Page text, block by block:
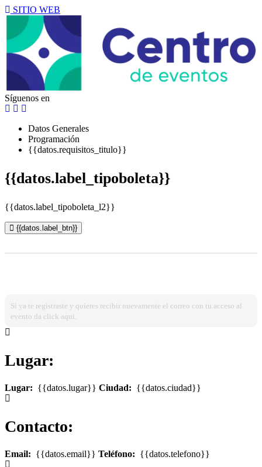
SITIO WEB
Síguenos en
Datos Generales
Programación
{{datos.requisitos_titulo}}
{{datos.label_tipoboleta}}
{{datos.label_tipoboleta_l2}}
{{datos.label_btn}}
Si ya te registraste y quieres recibir nuevamente el correo con tu acceso al
evento da click aqui.
Lugar:
Lugar: {{datos.lugar}} Ciudad: {{datos.ciudad}}
Contacto:
Email: {{datos.email}} Teléfono: {{datos.telefono}}